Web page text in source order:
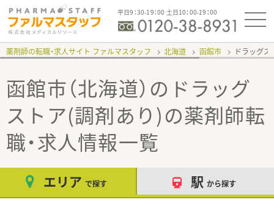
平日9：30-19：00 土日10：00-19：00
薬剤師の転職・求人サイト ファルマスタッフ 北海道 函館市 ドラッグ
函館市（北海道）のドラッグ
ストア(調剤あり)の薬剤師転
職・求人情報一覧
エリア で探す 駅 から探す